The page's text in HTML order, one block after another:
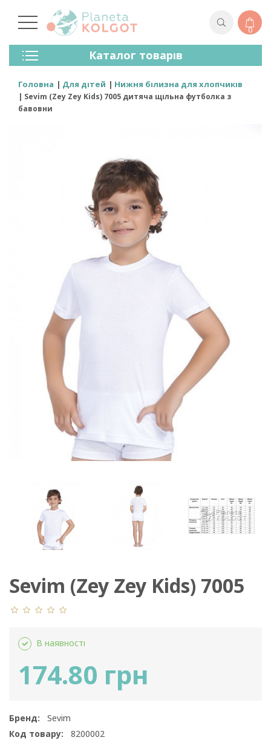
0
Каталог товарів
Колготки
Панчохи
Лосини (легінси)
Шкарпетки Та Гольфи
Головна Для дітей Нижня білизна для хлопчиків
Sevim (Zey Zey Kids) 7005 дитяча щільна футболка з
бавовни
Sevim (Zey Zey Kids) 7005
В наявності
174.80 грн
Бренд:
Sevim
Код товару:
8200002